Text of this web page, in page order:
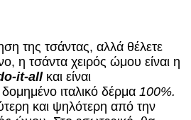
της τσάντας, αλλά θέλετε
η τσάντα χειρός ώμου είναι η
it-allκαι είναι
ιταλικό δέρμα 100%.
και ψηλότερη από την